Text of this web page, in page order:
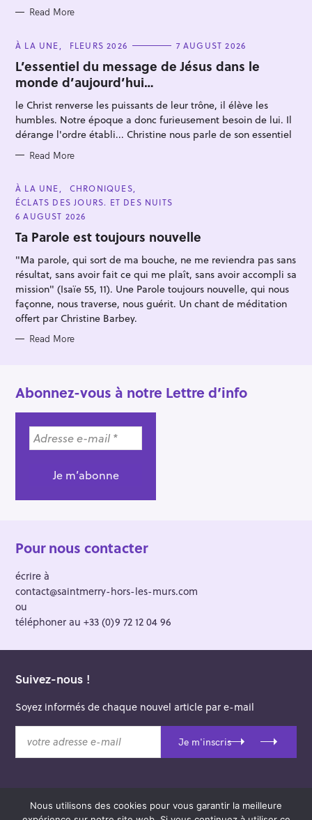
Read More
C
T
E
G
O
R
I
E
S
À LA UNE FLEURS 2026 7 AUGUST 2026
L’essentiel du message de Jésus dans le
monde d’aujourd’hui…
le Christ renverse les puissants de leur trône, il élève les
humbles. Notre époque a donc furieusement besoin de lui. Il
dérange l'ordre établi... Christine nous parle de son essentiel
Read More
C
A
T
E
O
R
E
À LA UNE
CHRONIQUES
ÉCLATS DES JOURS. ET DES NUITS
6 AUGUST 2026
Ta Parole est toujours nouvelle
"Ma parole, qui sort de ma bouche, ne me reviendra pas sans
résultat, sans avoir fait ce qui me plaît, sans avoir accompli sa
mission" (Isaïe 55, 11). Une Parole toujours nouvelle, qui nous
façonne, nous traverse, nous guérit. Un chant de méditation
offert par Christine Barbey.
Read More
Abonnez-vous à notre Lettre d’info
Pour nous contacter
écrire à
contact@saintmerry-hors-les-murs.com
ou
téléphoner au +33 (0)9 72 12 04 96
Suivez-nous !
Soyez informés de chaque nouvel article par e-mail
t
Je m'inscris
© 2026 Saint-Merry Hors-les-Murs.
e
a
r
h
f
Nous utilisons des cookies pour vous garantir la meilleure